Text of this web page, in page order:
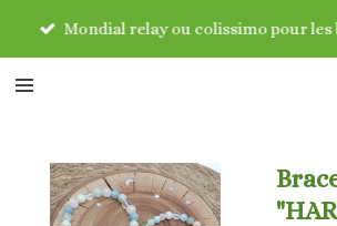
Passer
principal
Mondial relay ou colissimo pour les